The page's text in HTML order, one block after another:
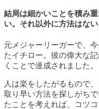
結局は細かいことを積み
い。それ以外に方法はな
元メジャーリーガーで、
たイチロー。彼の偉大な
くことで達成されました。
人は楽をしたがるもので
取り早い方法を探しがち
たことを考えれば、コツ